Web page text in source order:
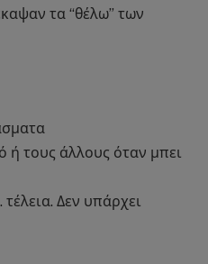
τα “θέλω” των
ή τους άλλους όταν μπει
Δεν υπάρχει